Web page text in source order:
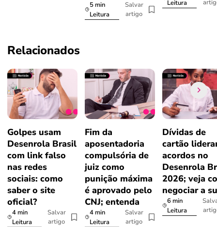
5 min
Leitura
Salvar
artigo
Leitura
Relacionados
Golpes usam
Desenrola Brasil
com link falso
nas redes
sociais: como
saber o site
oficial?
4 min
Leitura
Salvar
artigo
Fim da
aposentadoria
compulsória de
juiz como
punição máxima
é aprovado pelo
CNJ; entenda
4 min
Leitura
Salvar
artigo
Dívidas de
cartão
acordos no
Desenrola
2026; veja
negociar a
6 min
Leitura